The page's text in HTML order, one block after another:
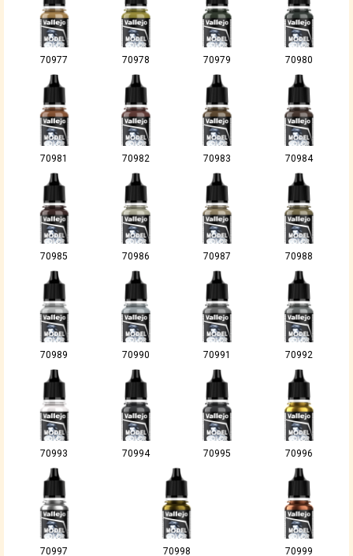
70977 70978 70979 70980
70981 70982 70983 70984
70985 70986 70987 70988
70989 70990 70991 70992
70993 70994 70995 70996
70997 70998 70999